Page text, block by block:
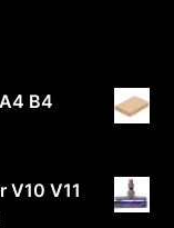
B4
V10 V11